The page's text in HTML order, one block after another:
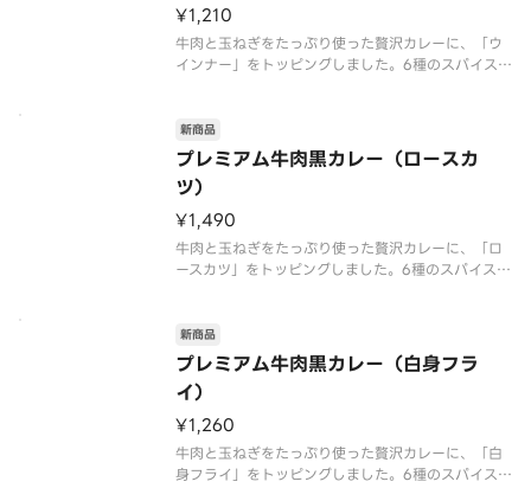
¥1,210
牛肉と玉ねぎをたっぷり使った贅沢カレーに、「ウ
インナー」をトッピングしました。6種のスパイスと
と、隠し味にチーズや北海道産生クリームを使うこ
とで深いコクとまろやかさにこだ
プレミアム牛肉黒カレー（ロースカ
ツ）
新商品
¥1,490
牛肉と玉ねぎをたっぷり使った贅沢カレーに、「ロ
ースカツ」をトッピングしました。6種のスパイスと
と、隠し味にチーズや北海道産生クリームを使うこ
とで深いコクとまろやかさにこだ
プレミアム牛肉黒カレー（白身フラ
イ）
新商品
¥1,260
牛肉と玉ねぎをたっぷり使った贅沢カレーに、「白
身フライ」をトッピングしました。6種のスパイスと